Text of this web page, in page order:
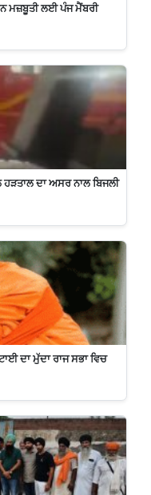
ਮਜ਼ਬੂਤੀ ਲਈ ਪੰਜ ਮੈਂਬਰੀ
ਦਾ ਅਸਰ ਨਾਲ ਬਿਜਲੀ
ਦਾ ਮੁੱਦਾ ਰਾਜ ਸਭਾ ਵਿਚ